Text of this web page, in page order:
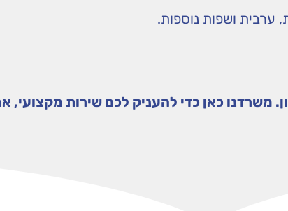
ערבית ושפות נוספות.
משרדנו כאן כדי להעניק לכם שירות מקצועי,